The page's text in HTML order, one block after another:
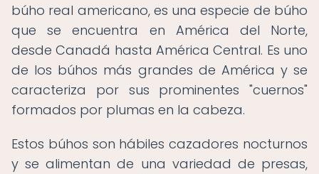
búho real americano, es una especie de búho
que se encuentra en América del Norte,
desde Canadá hasta América Central. Es uno
de los búhos más grandes de América y se
caracteriza por sus prominentes "cuernos"
formados por plumas en la cabeza.
Estos búhos son hábiles cazadores nocturnos
y se alimentan de una variedad de presas,